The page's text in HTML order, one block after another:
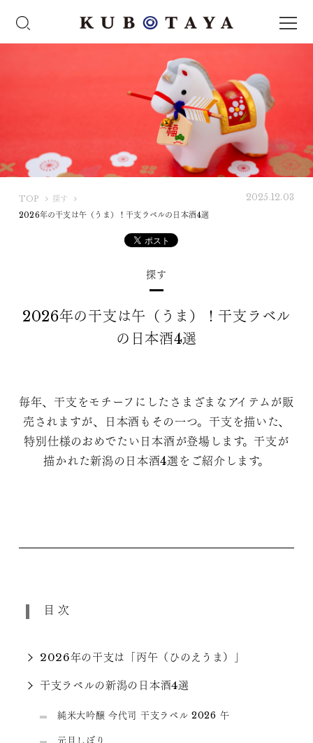
TOP
U
探す
2026年の干支は午（うま）！干支ラベルの日本酒4選
2025.12.03
探す
2026年の干支は午（うま）！干支ラベル
の日本酒4選
毎年、干支をモチーフにしたさまざまなアイテムが販
売されますが、日本酒もその一つ。干支を描いた、
特別仕様のおめでたい日本酒が登場します。干支が
描かれた新潟の日本酒4選をご紹介します。
目次
2026年の干支は「丙午（ひのえうま）」
干支ラベルの新潟の日本酒4選
純米大吟醸 今代司 干支ラベル 2026 午